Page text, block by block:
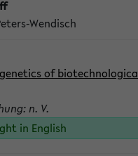
Wendisch
of
n. V.
in English